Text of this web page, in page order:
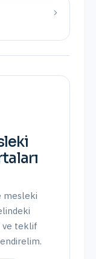
mesleki
ve teklif